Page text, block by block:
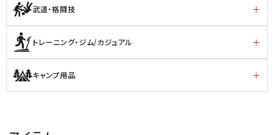
武道・格闘技
トレーニング・ジム/カジュアル
キャンプ用品